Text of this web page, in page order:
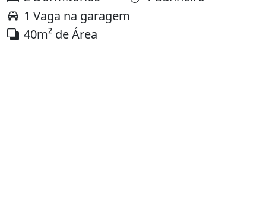
1 Vaga na garagem
40m² de Área